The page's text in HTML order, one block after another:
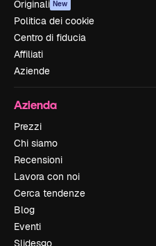
Originali New
Politica dei cookie
Centro di fiducia
Affiliati
Aziende
Azienda
Prezzi
Chi siamo
Recensioni
Lavora con noi
Cerca tendenze
Blog
Eventi
Slidesgo